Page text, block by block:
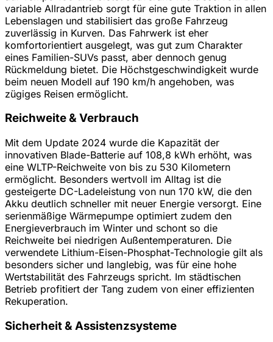
variable Allradantrieb sorgt für eine gute Traktion in allen
Lebenslagen und stabilisiert das große Fahrzeug
zuverlässig in Kurven. Das Fahrwerk ist eher
komfortorientiert ausgelegt, was gut zum Charakter
eines Familien-SUVs passt, aber dennoch genug
Rückmeldung bietet. Die Höchstgeschwindigkeit wurde
beim neuen Modell auf 190 km/h angehoben, was
zügiges Reisen ermöglicht.
Reichweite & Verbrauch
Mit dem Update 2024 wurde die Kapazität der
innovativen Blade-Batterie auf 108,8 kWh erhöht, was
eine WLTP-Reichweite von bis zu 530 Kilometern
ermöglicht. Besonders wertvoll im Alltag ist die
gesteigerte DC-Ladeleistung von nun 170 kW, die den
Akku deutlich schneller mit neuer Energie versorgt. Eine
serienmäßige Wärmepumpe optimiert zudem den
Energieverbrauch im Winter und schont so die
Reichweite bei niedrigen Außentemperaturen. Die
verwendete Lithium-Eisen-Phosphat-Technologie gilt als
besonders sicher und langlebig, was für eine hohe
Wertstabilität des Fahrzeugs spricht. Im städtischen
Betrieb profitiert der Tang zudem von einer effizienten
Rekuperation.
Sicherheit & Assistenzsysteme